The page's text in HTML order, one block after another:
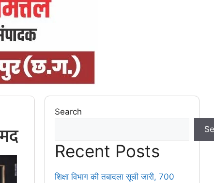
Search
Recent Posts
शिक्षा विभाग की तबादला सूची जारी, 700